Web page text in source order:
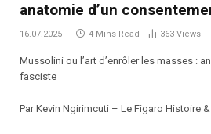
anatomie d’un
16.07.2025 4 Mins Read 363 Views
Mussolini ou l’art d’enrôler les masses :
fasciste
Par Kevin Ngirimcuti – Le Figaro Histoire